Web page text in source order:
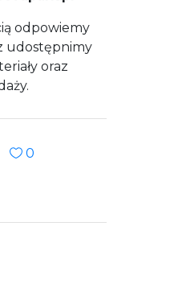
odpowiemy
udostępnimy
oraz
0